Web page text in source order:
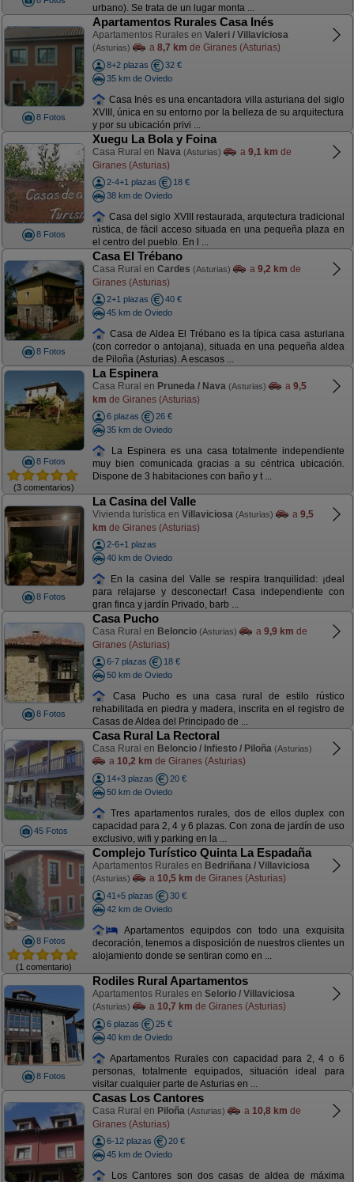
urbano). Se trata de un lugar monta ...
8 Fotos
Apartamentos Rurales Casa Inés
Apartamentos Rurales en Valeri / Villaviciosa
(Asturias) a 8,7 km de Giranes (Asturias)
8+2 plazas
32 €
35 km de Oviedo
Casa Inés es una encantadora villa asturiana del siglo
XVIII, única en su entorno por la belleza de su arquitectura
y por su ubicación privi ...
8 Fotos
Xuegu La Bola y Foina
Casa Rural en Nava (Asturias) a 9,1 km de
Giranes (Asturias)
2-4+1 plazas
18 €
38 km de Oviedo
Casa del siglo XVIII restaurada, arqutectura tradicional
rústica, de fácil acceso situada en una pequeña plaza en
el centro del pueblo. En l ...
8 Fotos
Casa El Trébano
Casa Rural en Cardes (Asturias) a 9,2 km de
Giranes (Asturias)
2+1 plazas
40 €
45 km de Oviedo
Casa de Aldea El Trébano es la típica casa asturiana
(con corredor o antojana), situada en una pequeña aldea
de Piloña (Asturias). A escasos ...
8 Fotos
(3 comentarios)
La Espinera
Casa Rural en Pruneda / Nava (Asturias) a 9,5
km de Giranes (Asturias)
6 plazas
26 €
35 km de Oviedo
La Espinera es una casa totalmente independiente
muy bien comunicada gracias a su céntrica ubicación.
Dispone de 3 habitaciones con baño y t ...
8 Fotos
La Casina del Valle
Vivienda turística en Villaviciosa (Asturias) a 9,5
km de Giranes (Asturias)
2-6+1 plazas
40 km de Oviedo
En la casina del Valle se respira tranquilidad: ¡deal
para relajarse y desconectar! Casa independiente con
gran finca y jardín Privado, barb ...
8 Fotos
Casa Pucho
Casa Rural en Beloncio (Asturias) a 9,9 km de
Giranes (Asturias)
6-7 plazas
18 €
50 km de Oviedo
Casa Pucho es una casa rural de estilo rústico
rehabilitada en piedra y madera, inscrita en el registro de
Casas de Aldea del Principado de ...
45 Fotos
Casa Rural La Rectoral
Casa Rural en Beloncio / Infiesto / Piloña (Asturias)
a 10,2 km de Giranes (Asturias)
14+3 plazas
20 €
50 km de Oviedo
Tres apartamentos rurales, dos de ellos duplex con
capacidad para 2, 4 y 6 plazas. Con zona de jardín de uso
exclusivo, wifi y parking en la ...
8 Fotos
(1 comentario)
Complejo Turístico Quinta La Espadaña
Apartamentos Rurales en Bedriñana / Villaviciosa
(Asturias) a 10,5 km de Giranes (Asturias)
41+5 plazas
30 €
42 km de Oviedo
Apartamentos equipdos con todo una exquisita
decoración, tenemos a disposición de nuestros clientes un
alojamiento donde se sentiran como en ...
8 Fotos
Rodiles Rural Apartamentos
Apartamentos Rurales en Selorio / Villaviciosa
(Asturias) a 10,7 km de Giranes (Asturias)
6 plazas
25 €
40 km de Oviedo
Apartamentos Rurales con capacidad para 2, 4 o 6
personas, totalmente equipados, situación ideal para
visitar cualquier parte de Asturias en ...
Casas Los Cantores
Casa Rural en Piloña (Asturias) a 10,8 km de
Giranes (Asturias)
6-12 plazas
20 €
45 km de Oviedo
Los Cantores son dos casas de aldea de máxima